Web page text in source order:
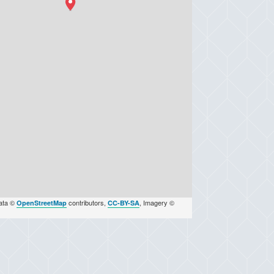
©OpenStreetMap contributors,CC-BY-SA, Imagery ©